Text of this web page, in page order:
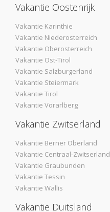
Vakantie Oostenrijk
Vakantie Karinthie
Vakantie Niederosterreich
Vakantie Oberosterreich
Vakantie Ost-Tirol
Vakantie Salzburgerland
Vakantie Steiermark
Vakantie Tirol
Vakantie Vorarlberg
Vakantie Zwitserland
Vakantie Berner Oberland
Vakantie Centraal-Zwitserland
Vakantie Graubunden
Vakantie Tessin
Vakantie Wallis
Vakantie Duitsland